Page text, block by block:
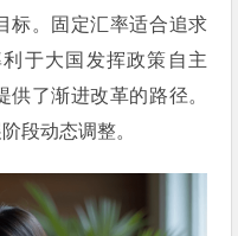
标。固定汇率适合追求
于大国发挥政策自主
了渐进改革的路径。
段动态调整。